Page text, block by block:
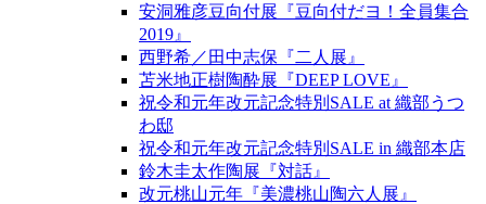
安洞雅彦豆向付展『豆向付だヨ！全員集合
2019』
西野希／田中志保『二人展』
苫米地正樹陶酔展『DEEP LOVE』
祝令和元年改元記念特別SALE at 織部うつ
わ邸
祝令和元年改元記念特別SALE in 織部本店
鈴木圭太作陶展『対話』
改元桃山元年『美濃桃山陶六人展』